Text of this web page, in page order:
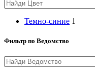
Темно-синие 1
Фильтр по Ведомство